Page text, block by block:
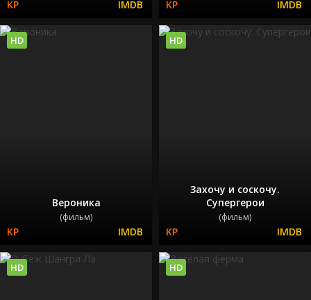
Вероника
(фильм)
HD
Захочу и соскочу.
Супергерои
(фильм)
HD
HD HD